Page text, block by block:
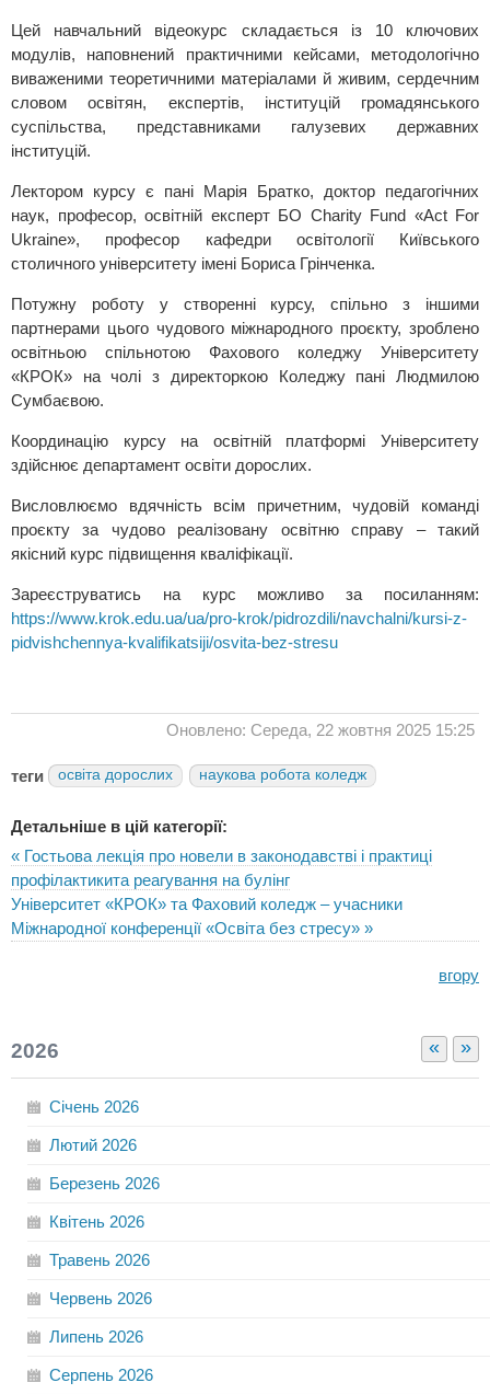
Цей навчальний відеокурс складається із 10 ключових
модулів, наповнений практичними кейсами, методологічно
виваженими теоретичними матеріалами й живим, сердечним
словом освітян, експертів, інституцій громадянського
суспільства, представниками галузевих державних
інституцій.
Лектором курсу є пані Марія Братко, доктор педагогічних
наук, професор, освітній експерт БО Charity Fund «Act For
Ukraine», професор кафедри освітології Київського
столичного університету імені Бориса Грінченка.
Потужну роботу у створенні курсу, спільно з іншими
партнерами цього чудового міжнародного проєкту, зроблено
освітньою спільнотою Фахового коледжу Університету
«КРОК» на чолі з директоркою Коледжу пані Людмилою
Сумбаєвою.
Координацію курсу на освітній платформі Університету
здійснює департамент освіти дорослих.
Висловлюємо вдячність всім причетним, чудовій команді
проєкту за чудово реалізовану освітню справу – такий
якісний курс підвищення кваліфікації.
Зареєструватись на курс можливо за посиланням:
https://www.krok.edu.ua/ua/pro-krok/pidrozdili/navchalni/kursi-z-
pidvishchennya-kvalifikatsiji/osvita-bez-stresu
Оновлено: Середа, 22 жовтня 2025 15:25
теги освіта дорослих наукова робота коледж
Детальніше в цій категорії:
« Гостьова лекція про новели в законодавстві і практиці
профілактикита реагування на булінг
Університет «КРОК» та Фаховий коледж – учасники
Міжнародної конференції «Освіта без стресу» »
вгору
« »
2026
Січень 2026
Лютий 2026
Березень 2026
Квітень 2026
Травень 2026
Червень 2026
Липень 2026
Серпень 2026